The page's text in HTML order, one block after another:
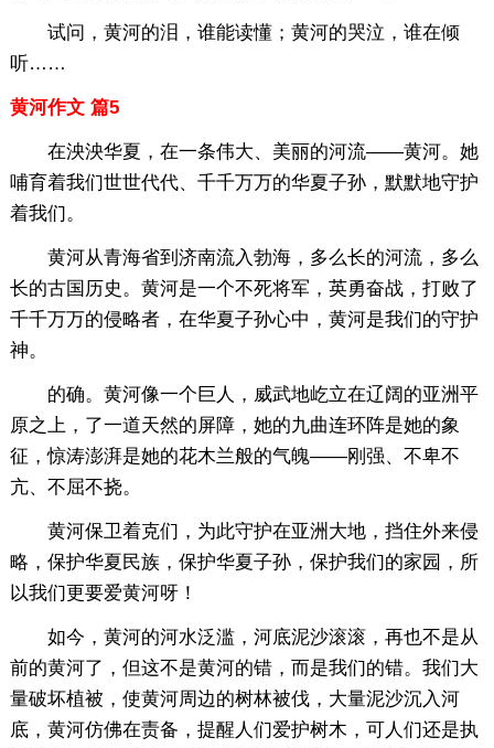
试问，黄河的泪，谁能读懂；黄河的哭泣，谁在倾
听……
黄河作文 篇5
在泱泱华夏，在一条伟大、美丽的河流——黄河。她
哺育着我们世世代代、千千万万的华夏子孙，默默地守护
着我们。
黄河从青海省到济南流入勃海，多么长的河流，多么
长的古国历史。黄河是一个不死将军，英勇奋战，打败了
千千万万的侵略者，在华夏子孙心中，黄河是我们的守护
神。
的确。黄河像一个巨人，威武地屹立在辽阔的亚洲平
原之上，了一道天然的屏障，她的九曲连环阵是她的象
征，惊涛澎湃是她的花木兰般的气魄——刚强、不卑不
亢、不屈不挠。
黄河保卫着克们，为此守护在亚洲大地，挡住外来侵
略，保护华夏民族，保护华夏子孙，保护我们的家园，所
以我们更要爱黄河呀！
如今，黄河的河水泛滥，河底泥沙滚滚，再也不是从
前的黄河了，但这不是黄河的错，而是我们的错。我们大
量破坏植被，使黄河周边的树林被伐，大量泥沙沉入河
底，黄河仿佛在责备，提醒人们爱护树木，可人们还是执